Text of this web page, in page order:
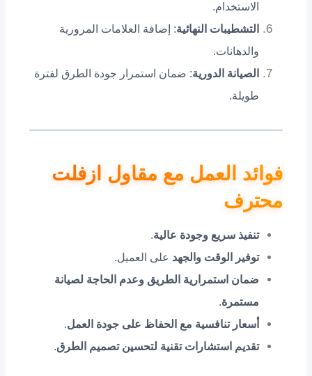
الاستخدام.
التشطيبات النهائية: إضافة العلامات المرورية
والدهانات.
الصيانة الدورية: ضمان استمرار جودة الطرق لفترة
طويلة.
فوائد العمل مع مقاول ازفلت
محترف
تنفيذ سريع وجودة عالية.
توفير الوقت والجهد على العميل.
ضمان استمرارية الطريق وعدم الحاجة لصيانة
مستمرة.
أسعار تنافسية مع الحفاظ على جودة العمل.
تقديم استشارات تقنية لتحسين تصميم الطرق.